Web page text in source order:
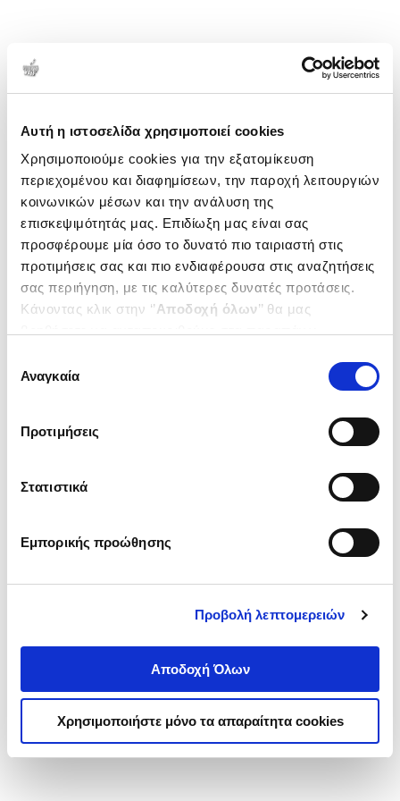
Αυτή η ιστοσελίδα χρησιμοποιεί cookies
Χρησιμοποιούμε cookies για την εξατομίκευση
περιεχομένου και διαφημίσεων, την παροχή λειτουργιών
κοινωνικών μέσων και την ανάλυση της
επισκεψιμότητάς μας. Επιδίωξη μας είναι σας
προσφέρουμε μία όσο το δυνατό πιο ταιριαστή στις
προτιμήσεις σας και πιο ενδιαφέρουσα στις αναζητήσεις
σας περιήγηση, με τις καλύτερες δυνατές προτάσεις.
Κάνοντας κλικ στην ‘’Αποδοχή όλων’’ θα μας
ενδιαφέρουν και να επιλέξετε από τα παρακάτω με την
΄΄και να ενημερωθείτε σχετικά με
συγκατάθεσης
Αναγκαία
Προτιμήσεις
Στατιστικά
Εμπορικής προώθησης
Προβολή λεπτομερειών
Αποδοχή Όλων
Χρησιμοποιήστε μόνο τα απαραίτητα cookies